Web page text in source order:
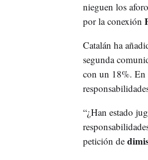
nieguen los
por la conexión
Catalán ha
segunda
con un 18%. En
“¿Han estado
petición de